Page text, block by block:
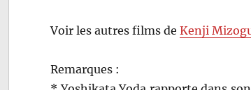
Voir les autres films deKenji
Remarques :